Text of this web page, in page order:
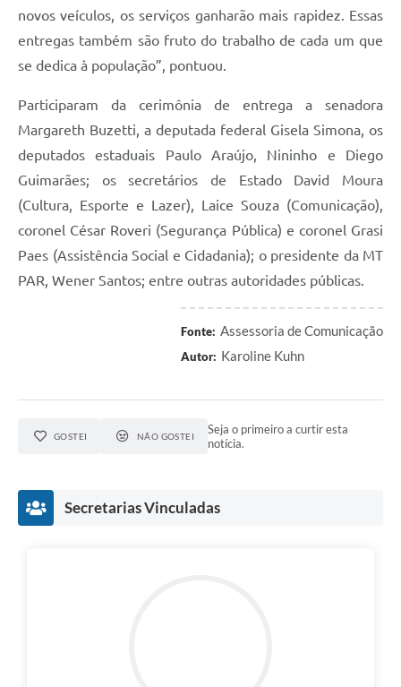
novos veículos, os serviços ganharão mais rapidez. Essas
entregas também são fruto do trabalho de cada um que
se dedica à população”, pontuou.
Participaram da cerimônia de entrega a senadora
Margareth Buzetti, a deputada federal Gisela Simona, os
deputados estaduais Paulo Araújo, Nininho e Diego
Guimarães; os secretários de Estado David Moura
(Cultura, Esporte e Lazer), Laice Souza (Comunicação),
coronel César Roveri (Segurança Pública) e coronel Grasi
Paes (Assistência Social e Cidadania); o presidente da MT
PAR, Wener Santos; entre outras autoridades públicas.
Fonte: Assessoria de Comunicação
Autor: Karoline Kuhn
GOSTEI NÃO GOSTEI
Seja o primeiro a curtir esta
notícia.
Secretarias Vinculadas